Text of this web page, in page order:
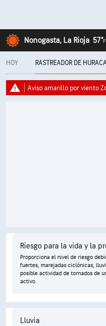
Nonogasta, La Rioja 57°F
HOY RASTREADOR DE
Aviso amarillo por viento
Riesgo para la vida y la
Proporciona el nivel de riesgo
fuertes, marejadas ciclónicas,
posible actividad de tornados de
activo.
Lluvia